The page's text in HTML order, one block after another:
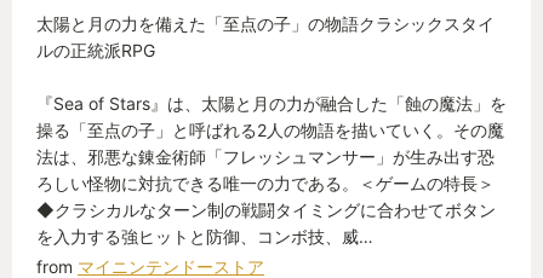
太陽と月の力を備えた「至点の子」の物語クラシックスタイ
ルの正統派RPG
『Sea of Stars』は、太陽と月の力が融合した「蝕の魔法」を
操る「至点の子」と呼ばれる2人の物語を描いていく。その魔
法は、邪悪な錬金術師「フレッシュマンサー」が生み出す恐
ろしい怪物に対抗できる唯一の力である。＜ゲームの特長＞
◆クラシカルなターン制の戦闘タイミングに合わせてボタン
を入力する強ヒットと防御、コンボ技、威…
from マイニンテンドーストア